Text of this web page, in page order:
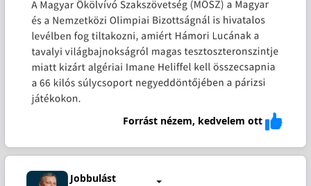
Forrást nézem, kedvelem ott
Jobbulást